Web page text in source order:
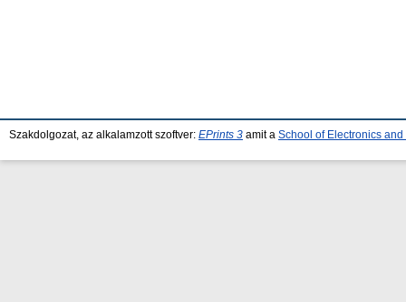
Szakdolgozat, az alkalamzott szoftver: EPrints 3 amit a School of Electronics